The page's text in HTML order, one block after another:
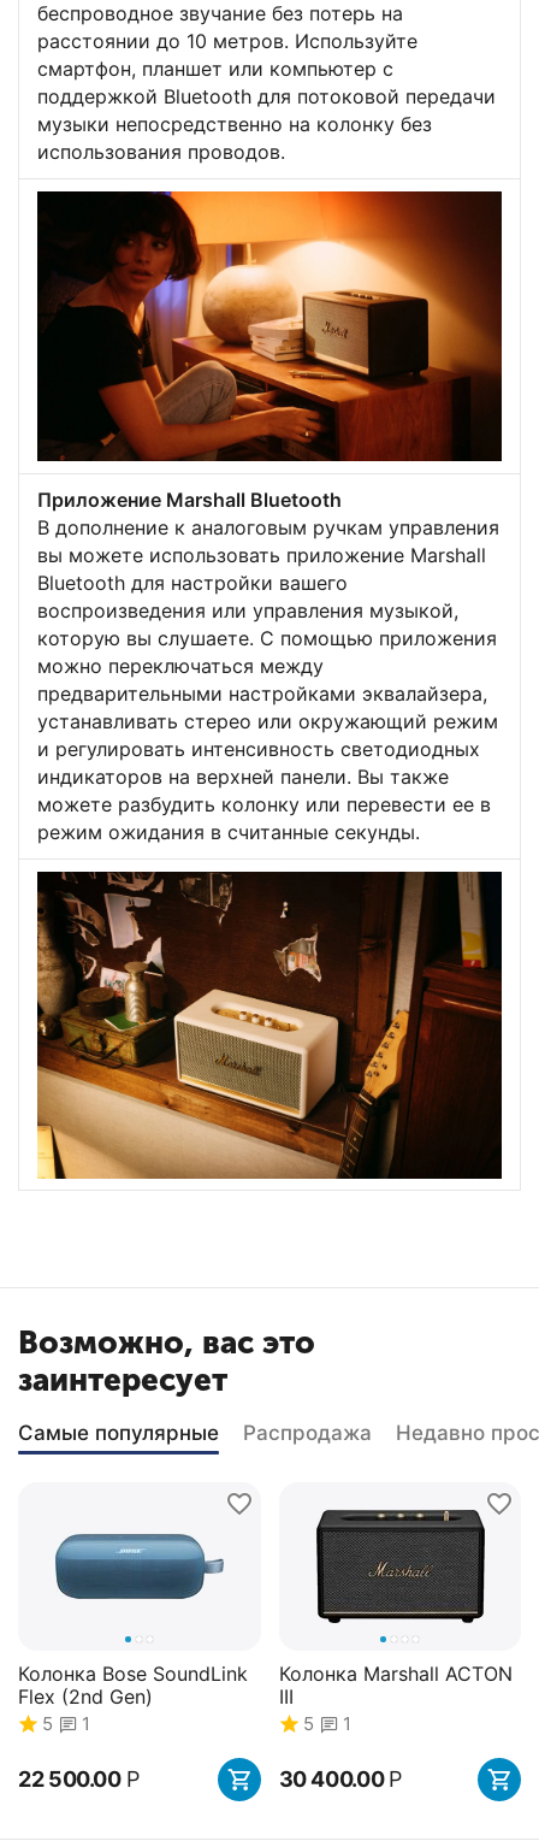
беспроводное звучание без потерь на
расстоянии до 10 метров. Используйте
смартфон, планшет или компьютер с
поддержкой Bluetooth для потоковой передачи
музыки непосредственно на колонку без
использования проводов.
Приложение Marshall Bluetooth
В дополнение к аналоговым ручкам управления
вы можете использовать приложение Marshall
Bluetooth для настройки вашего
воспроизведения или управления музыкой,
которую вы слушаете. С помощью приложения
можно переключаться между
предварительными настройками эквалайзера,
устанавливать стерео или окружающий режим
и регулировать интенсивность светодиодных
индикаторов на верхней панели. Вы также
можете разбудить колонку или перевести ее в
режим ожидания в считанные секунды.
Возможно, вас это
заинтересует
Самые популярные Распродажа Недавно
Колонка Bose SoundLink
Flex (2nd Gen)
5 1
22 500.00 Р
Колонка Marshall ACTON
III
5 1
30 400.00 Р